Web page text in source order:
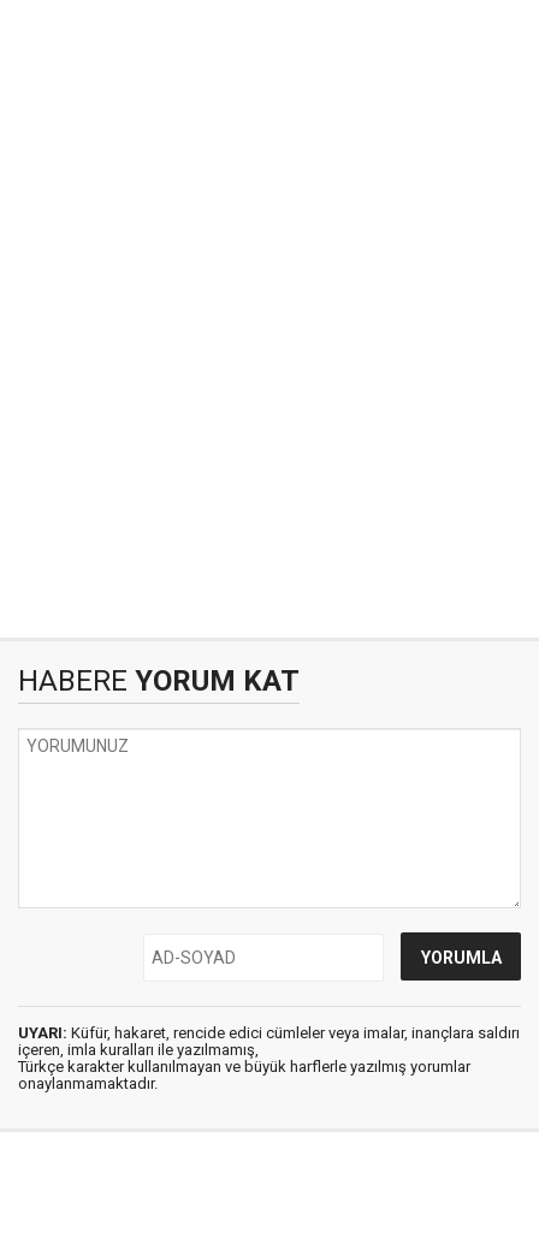
HABERE YORUM KAT
UYARI: Küfür, hakaret, rencide edici cümleler veya imalar, inançlara saldırı
içeren, imla kuralları ile yazılmamış,
Türkçe karakter kullanılmayan ve büyük harflerle yazılmış yorumlar
onaylanmamaktadır.